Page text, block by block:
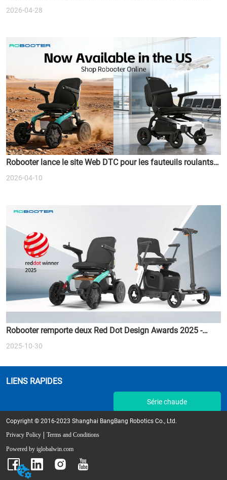
médicaux intelligents
2026-04-28
Robooter lance le site Web DTC pour les fauteuils roulants à
deux moteurs
2026-04-10
Robooter remporte deux Red Dot Design Awards 2025 -
Redéfinir l'avenir de la mobilité intelligente
2025-10-30
LIENS RAPIDES
Série chaude
Copyright © 2016-2023 Shanghai BangBang Robotics Co., Ltd.
Privacy Policy
Terms and Conditions
Powered by iglobalwin.com